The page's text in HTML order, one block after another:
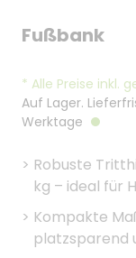
Fußbank
* Alle Preise inkl.
Auf Lager.
Werktage
> Robuste
kg – ideal für
> Kompakte
platzsparend